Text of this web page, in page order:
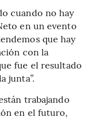
cuando no hay
en un evento
que hay
con la
fue el resultado
junta”.
trabajando
en el futuro,